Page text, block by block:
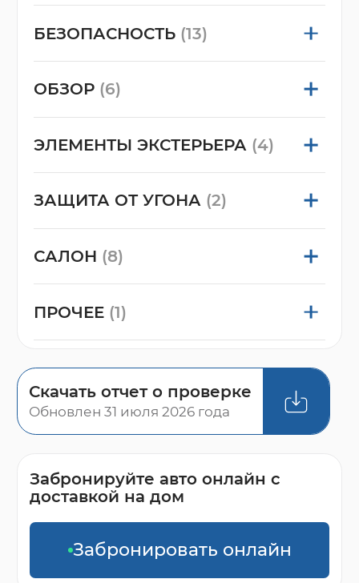
БЕЗОПАСНОСТЬ (13)
ОБЗОР (6)
ЭЛЕМЕНТЫ ЭКСТЕРЬЕРА (4)
ЗАЩИТА ОТ УГОНА (2)
САЛОН (8)
ПРОЧЕЕ (1)
Скачать отчет о проверке
Обновлен 31 июля 2026 года
Забронируйте авто онлайн с
доставкой на дом
Забронировать онлайн